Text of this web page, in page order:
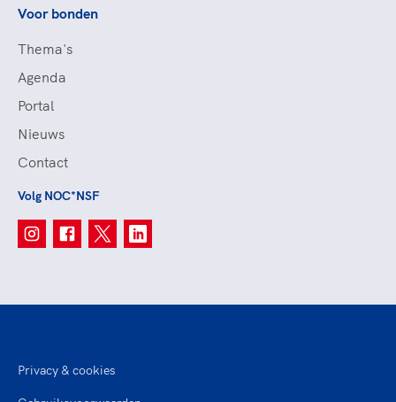
Voor bonden
Thema's
Agenda
Portal
Nieuws
Contact
Volg NOC*NSF
Privacy & cookies